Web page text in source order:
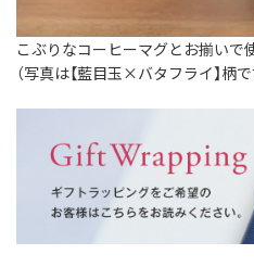
こぶりなコーヒーマグとお揃いで
（写真は【藍目玉×バタフライ】柄で